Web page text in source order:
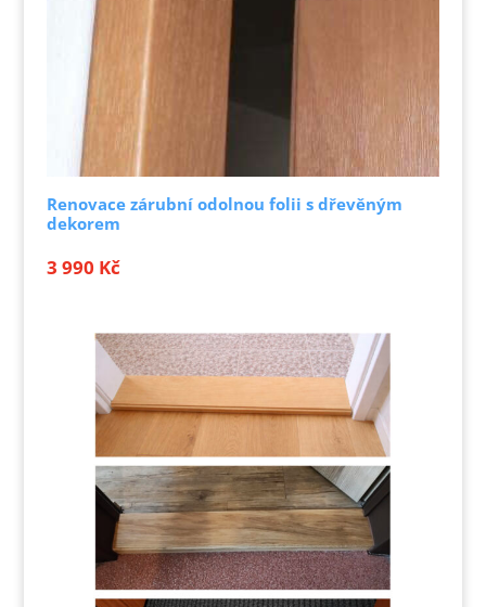
Renovace zárubní odolnou folii s dřevěným
dekorem
3 990 Kč